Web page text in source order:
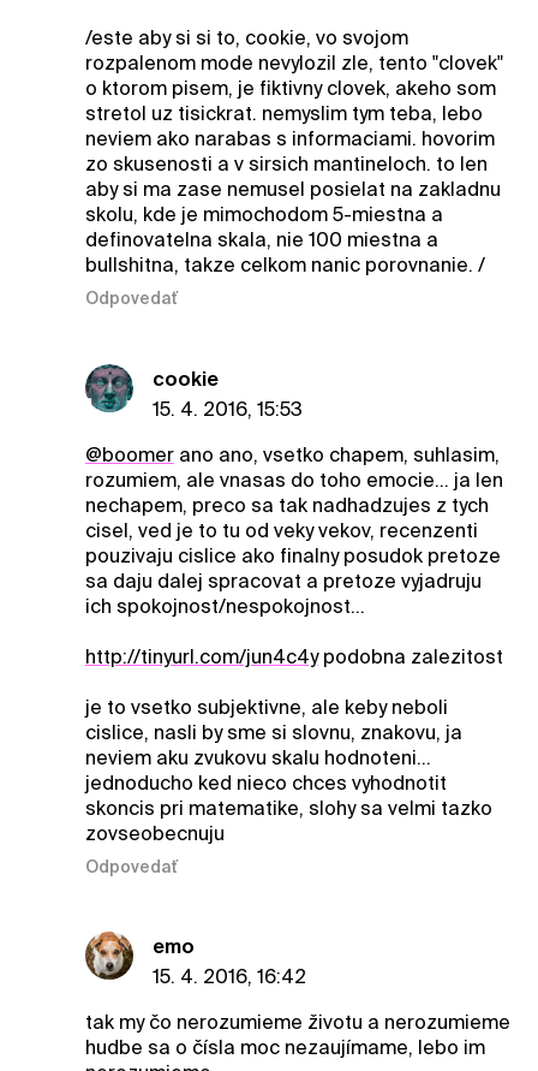
/este aby si si to, cookie, vo svojom
rozpalenom mode nevylozil zle, tento "clovek"
o ktorom pisem, je fiktivny clovek, akeho som
stretol uz tisickrat. nemyslim tym teba, lebo
neviem ako narabas s informaciami. hovorim
zo skusenosti a v sirsich mantineloch. to len
aby si ma zase nemusel posielat na zakladnu
skolu, kde je mimochodom 5-miestna a
definovatelna skala, nie 100 miestna a
bullshitna, takze celkom nanic porovnanie. /
Odpovedať
cookie
15. 4. 2016, 15:53
@boomerano ano, vsetko chapem, suhlasim,
rozumiem, ale vnasas do toho emocie... ja len
nechapem, preco sa tak nadhadzujes z tych
cisel, ved je to tu od veky vekov, recenzenti
pouzivaju cislice ako finalny posudok pretoze
sa daju dalej spracovat a pretoze vyjadruju
ich spokojnost/nespokojnost...
http://tinyurl.com/jun4c4ypodobna zalezitost
je to vsetko subjektivne, ale keby neboli
cislice, nasli by sme si slovnu, znakovu, ja
neviem aku zvukovu skalu hodnoteni...
jednoducho ked nieco chces vyhodnotit
skoncis pri matematike, slohy sa velmi tazko
zovseobecnuju
Odpovedať
emo
15. 4. 2016, 16:42
tak my čo nerozumieme životu a nerozumieme
hudbe sa o čísla moc nezaujímame, lebo im